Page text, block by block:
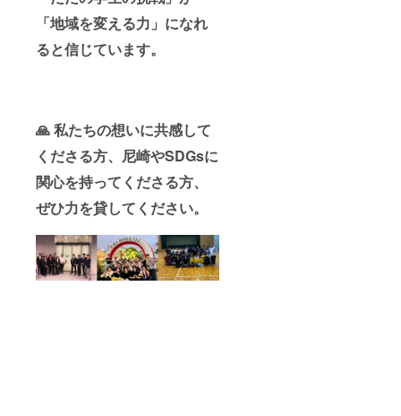
「地域を変える力」になれ
ると信じています。
🙏 私たちの想いに共感して
くださる方、尼崎やSDGsに
関心を持ってくださる方、
ぜひ力を貸してください。